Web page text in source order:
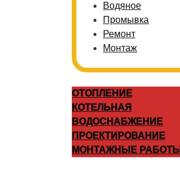
Водяное
Промывка
Ремонт
Монтаж
ОТОПЛЕНИЕ
КОТЕЛЬНАЯ
ВОДОСНАБЖЕНИЕ
ПРОЕКТИРОВАНИЕ
МОНТАЖНЫЕ РАБОТЫ